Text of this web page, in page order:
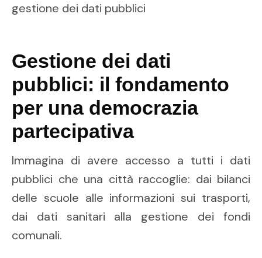
gestione dei dati pubblici
Gestione dei dati
pubblici: il fondamento
per una democrazia
partecipativa
Immagina di avere accesso a tutti i dati
pubblici che una città raccoglie: dai bilanci
delle scuole alle informazioni sui trasporti,
dai dati sanitari alla gestione dei fondi
comunali.